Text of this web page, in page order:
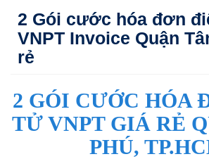
2 Gói cước hóa đơn
VNPT Invoice Quận
rẻ
2 GÓI CƯỚC HÓA
TỬ VNPT GIÁ RẺ
PHÚ,